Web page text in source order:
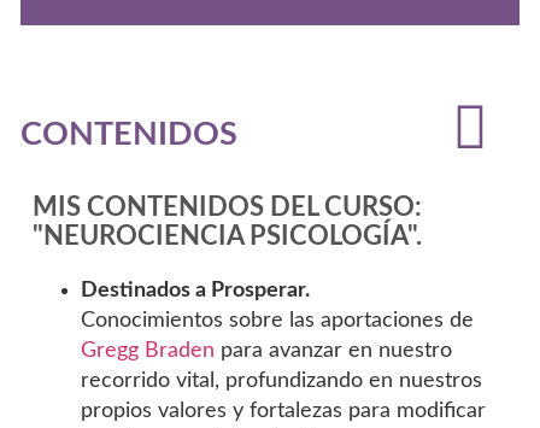
CONTENIDOS
MIS CONTENIDOS DEL CURSO:
"NEUROCIENCIA PSICOLOGÍA".
Destinados a Prosperar.
Conocimientos sobre las aportaciones de
Gregg Braden para avanzar en nuestro
recorrido vital, profundizando en nuestros
propios valores y fortalezas para modificar